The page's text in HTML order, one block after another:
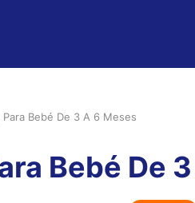
Bebé De 3 A 6 Meses
Bebé De